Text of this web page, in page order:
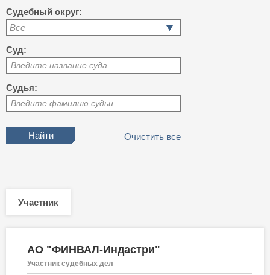
Судебный округ:
Все
Суд:
Введите название суда
Судья:
Введите фамилию судьи
Очистить все
Участник
АО "ФИНВАЛ-Индастри"
Участник судебных дел